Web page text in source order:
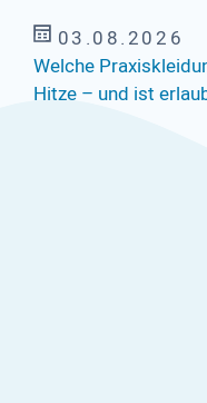
03.08.2026
Welche
Hitze – und ist